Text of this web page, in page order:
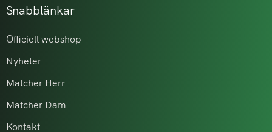
Snabblänkar
Officiell webshop
Nyheter
Matcher Herr
Matcher Dam
Kontakt